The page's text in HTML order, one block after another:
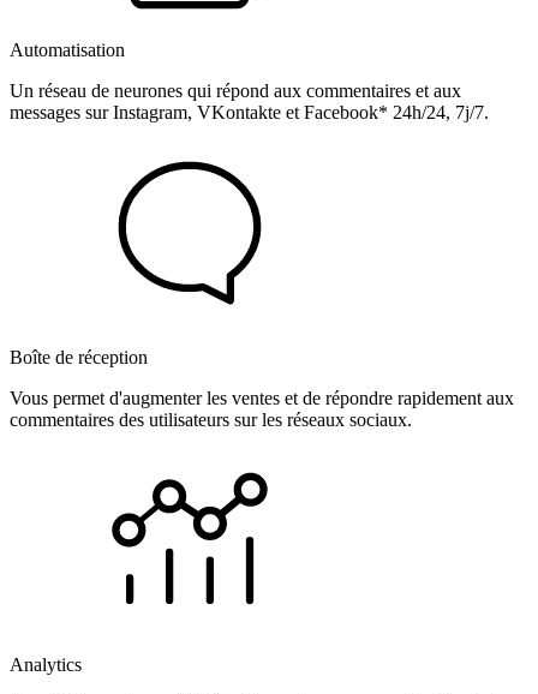
Automatisation
Un réseau de neurones qui répond aux commentaires et aux
messages sur Instagram, VKontakte et Facebook* 24h/24, 7j/7.
Boîte de réception
Vous permet d'augmenter les ventes et de répondre rapidement aux
commentaires des utilisateurs sur les réseaux sociaux.
Analytics